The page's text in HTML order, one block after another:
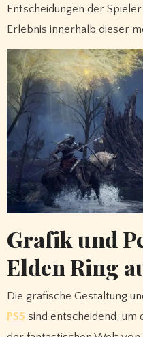
Entscheidungen der
Erlebnis innerhalb dieser
Grafik und
Elden Ring
Die grafische Gestaltung
PS5 sind entscheidend, um